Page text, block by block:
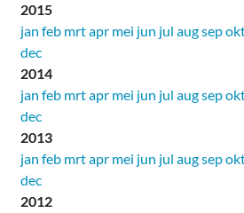
2015
jan feb mrtapr mei jun jul augsep
dec
2014
jan feb mrtapr mei jun jul augsep
dec
2013
jan feb mrtapr mei jun jul augsep
dec
2012